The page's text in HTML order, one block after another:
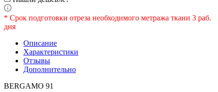
* Срок подготовки отреза необходимого метража ткани 3 раб.
дня
Описание
Характеристики
Отзывы
Дополнительно
BERGAMO 91